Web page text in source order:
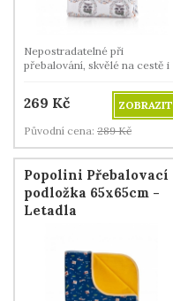
Nepostradatelné při
přebalování, skvělé na cestě i
269 Kč
ZOBRAZIT
Původní cena: 289 Kč
Popolini Přebalovací
podložka 65x65cm -
Letadla